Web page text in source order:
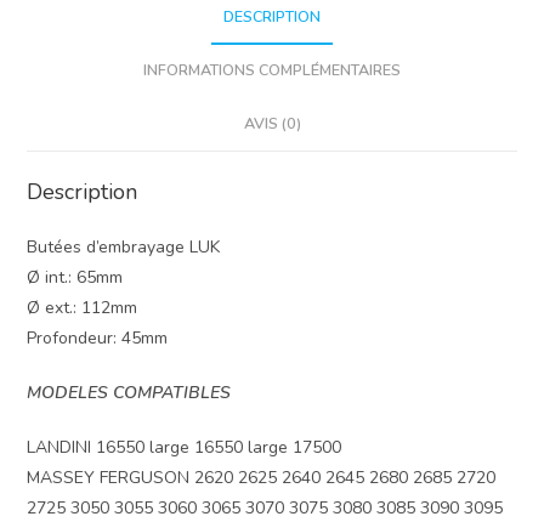
DESCRIPTION
INFORMATIONS COMPLÉMENTAIRES
AVIS (0)
Description
Butées d’embrayage LUK
Ø int.: 65mm
Ø ext.: 112mm
Profondeur: 45mm
MODELES COMPATIBLES
LANDINI 16550 large 16550 large 17500
MASSEY FERGUSON 2620 2625 2640 2645 2680 2685 2720
2725 3050 3055 3060 3065 3070 3075 3080 3085 3090 3095